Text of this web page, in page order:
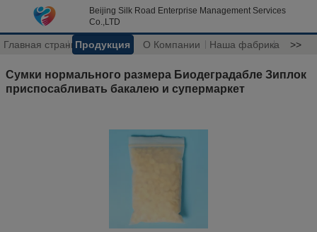
Beijing Silk Road Enterprise Management Services
Co.,LTD
Главная страницаПродукция О Компании Наша фабрика >>
Сумки нормального размера Биодеградабле Зиплок
приспосабливать бакалею и супермаркет